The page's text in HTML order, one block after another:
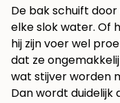
De bak schuift
elke slok water. Of
hij zijn voer wel
dat ze
wat stijver worden
Dan wordt duidelijk